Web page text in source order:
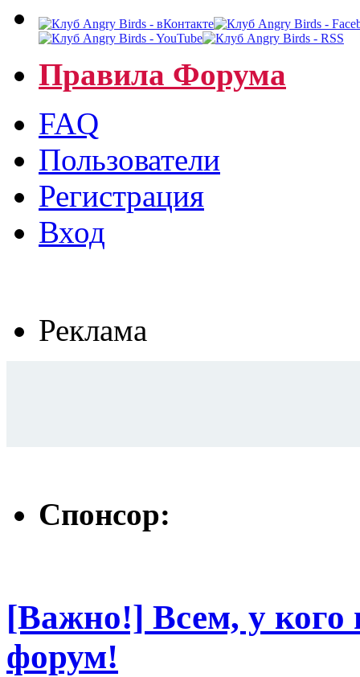
Правила Форума
FAQ
Пользователи
Регистрация
Вход
Реклама
Спонсор:
[Важно!] Всем, у кого
форум!